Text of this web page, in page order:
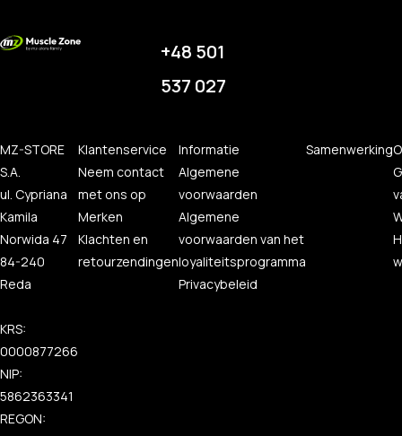
+48 501
537 027
MZ-STORE
S.A.
ul. Cypriana
Kamila
Norwida 47
84-240
Reda
KRS:
0000877266
NIP:
5862363341
REGON:
Klantenservice
Neem contact
met ons op
Merken
Klachten en
retourzendingen
Informatie
Algemene
voorwaarden
Algemene
voorwaarden van het
loyaliteitsprogramma
Privacybeleid
Samenwerking